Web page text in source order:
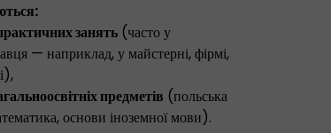
занять (часто у
— наприклад, у майстерні, фірмі,
предметів (польська
основи іноземної мови).